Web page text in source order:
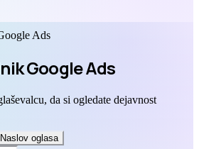
Ads
Google Ads
da si ogledate dejavnost
Naslov oglasa